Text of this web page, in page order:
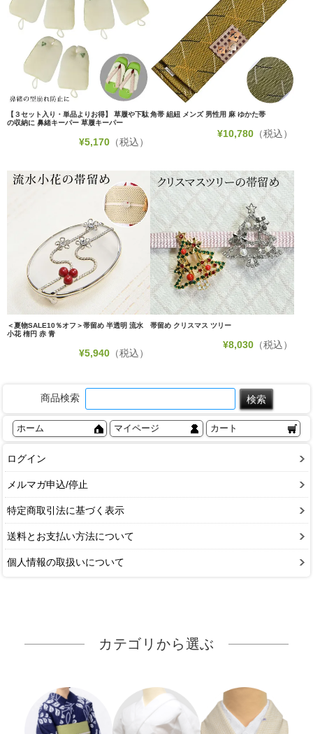
【３セット入り・単品よりお得】 草履や下駄
の収納に 鼻緒キーパー 草履キーパー
¥5,170 （税込）
角帯 組紐 メンズ 男性用 麻 ゆかた帯
¥10,780（税込）
＜夏物SALE10％オフ＞帯留め 半透明 流水
小花 楕円 赤 青
¥5,940 （税込）
帯留め クリスマス ツリー
¥8,030（税込）
商品検索
ホーム マイページ カート
ログイン
メルマガ申込/停止
特定商取引法に基づく表示
送料とお支払い方法について
個人情報の取扱いについて
カテゴリから選ぶ